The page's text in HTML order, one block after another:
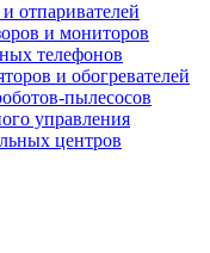
отпаривателей
и мониторов
телефонов
и обогревателей
пылесосов
управления
центров